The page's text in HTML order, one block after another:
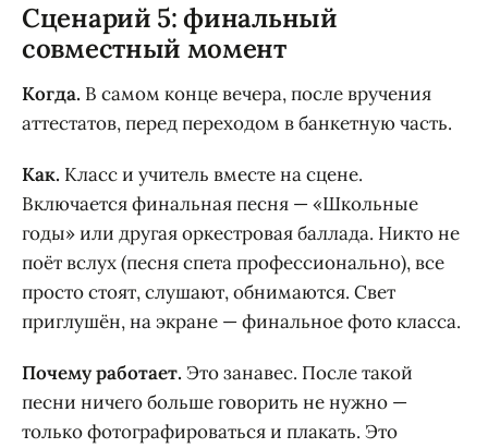
Сценарий 5: финальный
совместный момент
Когда. В самом конце вечера, после вручения
аттестатов, перед переходом в банкетную часть.
Как. Класс и учитель вместе на сцене.
Включается финальная песня — «Школьные
годы» или другая оркестровая баллада. Никто не
поёт вслух (песня спета профессионально), все
просто стоят, слушают, обнимаются. Свет
приглушён, на экране — финальное фото класса.
Почему работает. Это занавес. После такой
песни ничего больше говорить не нужно —
только фотографироваться и плакать. Это